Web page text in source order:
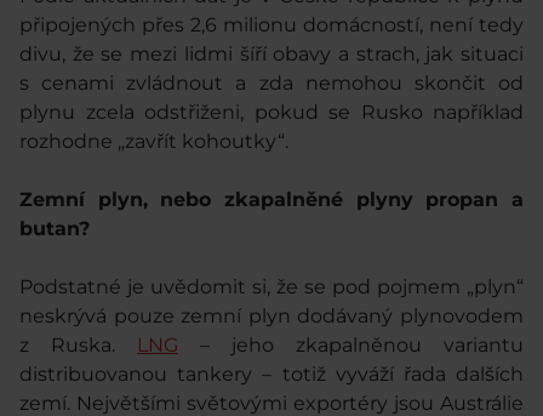
připojených přes 2,6 milionu domácností, není tedy
divu, že se mezi lidmi šíří obavy a strach, jak situaci
s cenami zvládnout a zda nemohou skončit od
plynu zcela odstřiženi, pokud se Rusko například
rozhodne „zavřít kohoutky“.
Zemní plyn, nebo zkapalněné plyny propan a
butan?
Podstatné je uvědomit si, že se pod pojmem „plyn“
neskrývá pouze zemní plyn dodávaný plynovodem
z Ruska.
LNG – jeho zkapalněnou variantu
distribuovanou tankery – totiž vyváží řada dalších
zemí. Největšími světovými exportéry jsou Austrálie